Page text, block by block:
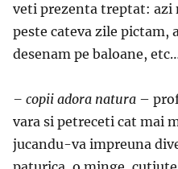
veti prezenta treptat: azi
peste cateva zile pictam,
desenam pe baloane,
– copii adora natura –
vara si petreceti cat mai
jucandu-va impreuna